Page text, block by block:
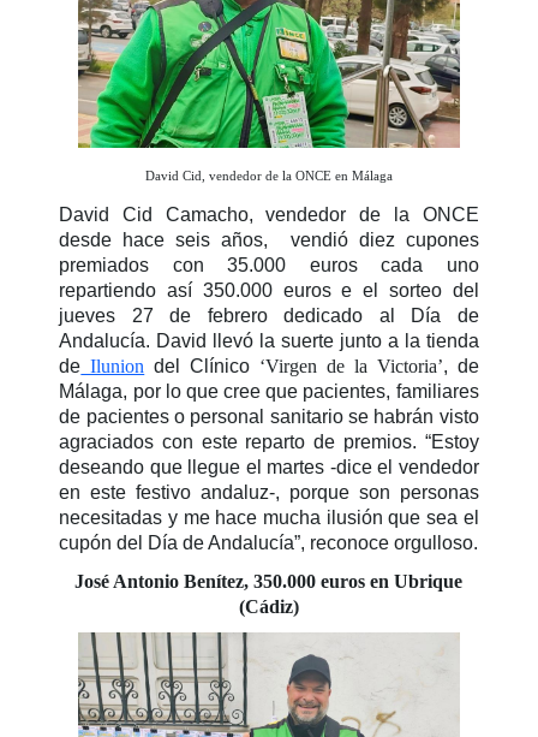
David Cid, vendedor de la ONCE en Málaga
David Cid Camacho, vendedor de la ONCE
desde hace seis años, vendió diez cupones
premiados con 35.000 euros cada uno
repartiendo así 350.000 euros e el sorteo del
jueves 27 de febrero dedicado al Día de
Andalucía. David llevó la suerte junto a la tienda
de Ilunion del Clínico ‘Virgen de la Victoria’, de
Málaga, por lo que cree que pacientes, familiares
de pacientes o personal sanitario se habrán visto
agraciados con este reparto de premios. “Estoy
deseando que llegue el martes -dice el vendedor
en este festivo andaluz-, porque son personas
necesitadas y me hace mucha ilusión que sea el
cupón del Día de Andalucía”, reconoce orgulloso.
José Antonio Benítez, 350.000 euros en Ubrique
(Cádiz)